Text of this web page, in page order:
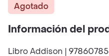
Agotado
Información del
Libro Addison |